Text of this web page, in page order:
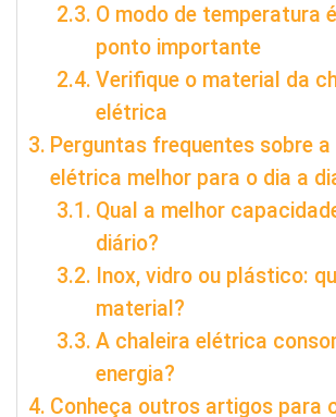
O modo de temperatura
ponto importante
Verifique o material da
elétrica
Perguntas frequentes sobre
elétrica melhor para o dia a
Qual a melhor
diário?
Inox, vidro ou plástico:
material?
A chaleira elétrica
energia?
Conheça outros artigos para